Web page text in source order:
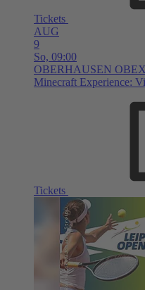
Tickets
AUG
9
So, 09:00
OBERHAUSEN
Minecraft Experience:
Tickets